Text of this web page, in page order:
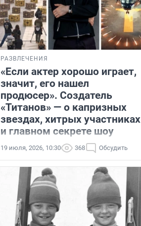
РАЗВЛЕЧЕНИЯ
«Если актер хорошо играет,
значит, его нашел
продюсер». Создатель
«Титанов» — о капризных
звездах, хитрых участниках
и главном секрете шоу
19 июля, 2026, 10:30 368 Обсудить